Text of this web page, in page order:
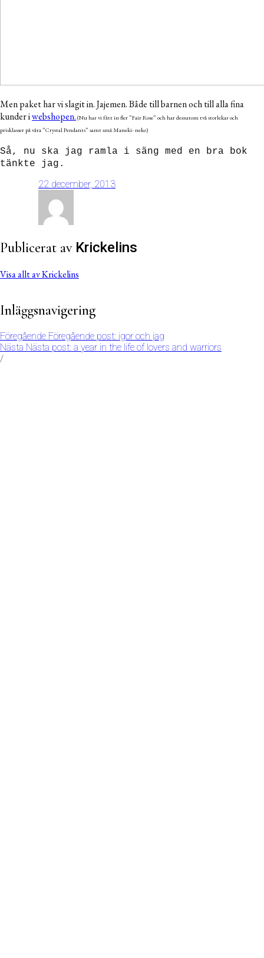
Men paket har vi slagit in. Jajemen. Både till barnen och till alla fina
kunder iwebshopen. (Nu har vi fått in fler ”Fair Rose” och har dessutom två storlekar och
prisklasser på våra ”Crystal Pendants” samt små Maneki- neko)
Så, nu ska jag ramla i säng med en bra bok
tänkte jag.
22 december, 2013
Publicerat av Krickelins
Visa allt av Krickelins
Inläggsnavigering
Föregående Föregående post: igor och jag
Nästa Nästa post: a year in the life of lovers and warriors
/